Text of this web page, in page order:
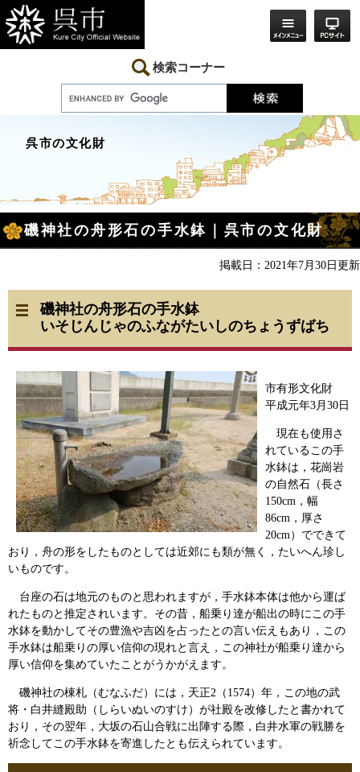
ー
ジ
の
ニ
ュ
ー
検索コーナー
呉市の文化財
文
磯神社の舟形石の手水鉢｜呉市の文化財
掲載日：2021年7月30日更新
磯神社の舟形石の手水鉢
いそじんじゃのふながたいしのちょうずばち
市有形文化財
平成元年3月30日
現在も使用さ
れているこの手
水鉢は，花崗岩
の自然石（長さ
150cm，幅
86cm，厚さ
20cm）でできて
おり，舟の形をしたものとしては近郊にも類が無く，たいへん珍し
いものです。
台座の石は地元のものと思われますが，手水鉢本体は他から運ば
れたものと推定されいます。その昔，船乗り達が船出の時にこの手
水鉢を動かしてその豊漁や吉凶を占ったとの言い伝えもあり，この
手水鉢は船乗りの厚い信仰の現れと言え，この神社が船乗り達から
厚い信仰を集めていたことがうかがえます。
磯神社の棟札（むなふだ）には，天正2（1574）年，この地の武
将・白井縫殿助（しらいぬいのすけ）が社殿を改修したと書かれて
おり，その翌年，大坂の石山合戦に出陣する際，白井水軍の戦勝を
祈念してこの手水鉢を寄進したとも伝えられています。